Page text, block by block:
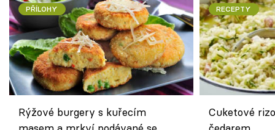
PŘÍLOHY
Rýžové burgery s kuřecím
RECEPTY
Cuketové